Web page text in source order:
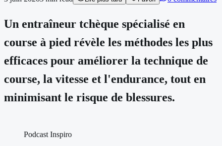
Un entraîneur tchèque spécialisé en
course à pied révèle les méthodes les plus
efficaces pour améliorer la technique de
course, la vitesse et l'endurance, tout en
minimisant le risque de blessures.
Podcast Inspiro